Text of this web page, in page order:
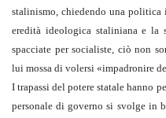
stalinismo, chiedendo una politica
eredità ideologica staliniana e la
spacciate per socialiste, ciò non
lui mossa di volersi «impadronire
I trapassi del potere statale hanno
personale di governo si svolge in